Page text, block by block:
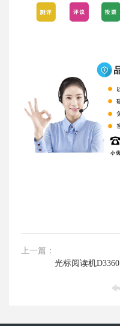
上一篇：
光标阅读机D3360